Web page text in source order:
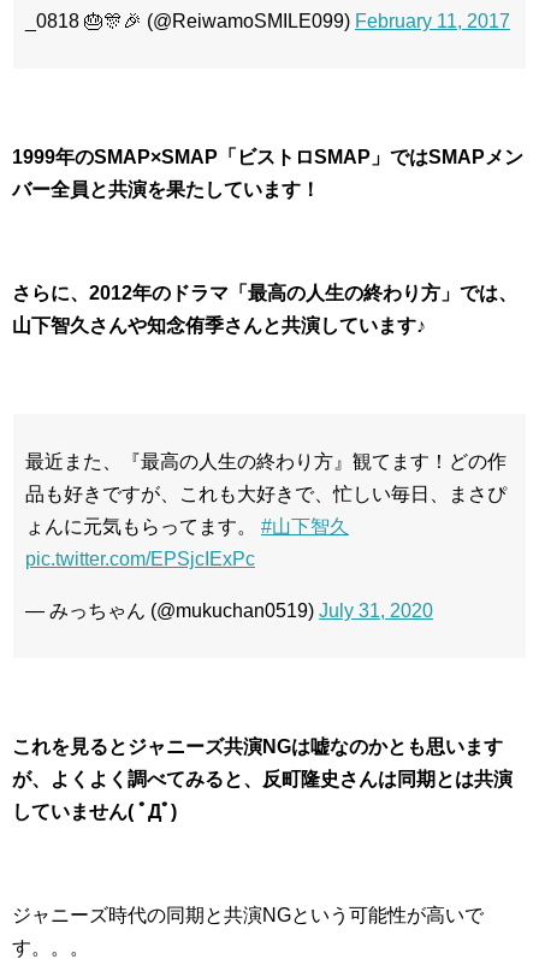
_0818 🎂🎊🎉 (@ReiwamoSMILE099) February 11, 2017
1999年のSMAP×SMAP「ビストロSMAP」ではSMAPメン
バー全員と共演を果たしています！
さらに、2012年のドラマ「最高の人生の終わり方」では、
山下智久さんや知念侑季さんと共演しています♪
最近また、『最高の人生の終わり方』観てます！どの作
品も好きですが、これも大好きで、忙しい毎日、まさぴ
ょんに元気もらってます。 #山下智久
pic.twitter.com/EPSjcIExPc
— みっちゃん (@mukuchan0519) July 31, 2020
これを見るとジャニーズ共演NGは嘘なのかとも思います
が、よくよく調べてみると、反町隆史さんは同期とは共演
していません( ﾟДﾟ)
ジャニーズ時代の同期と共演NGという可能性が高いで
す。。。